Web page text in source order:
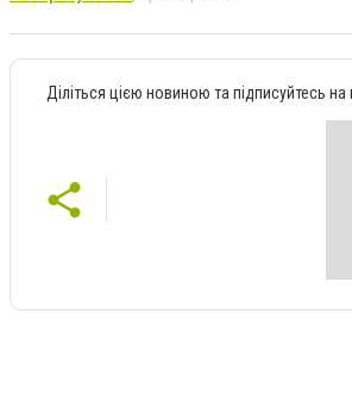
Діліться цією новиною та підписуйтесь на